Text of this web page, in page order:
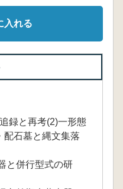
入れる
録と再考(2)一形態
配石墓と縄文集落
併行型式の研